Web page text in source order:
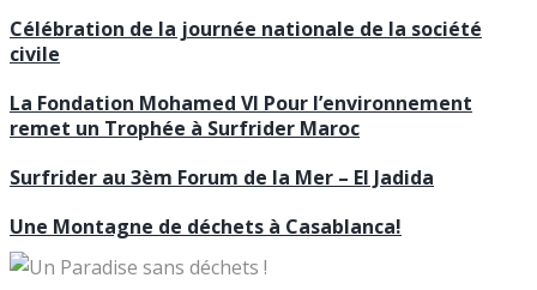
Célébration de la journée nationale de la société
civile
La Fondation Mohamed VI Pour l’environnement
remet un Trophée à Surfrider Maroc
Surfrider au 3èm Forum de la Mer – El Jadida
Une Montagne de déchets à Casablanca!